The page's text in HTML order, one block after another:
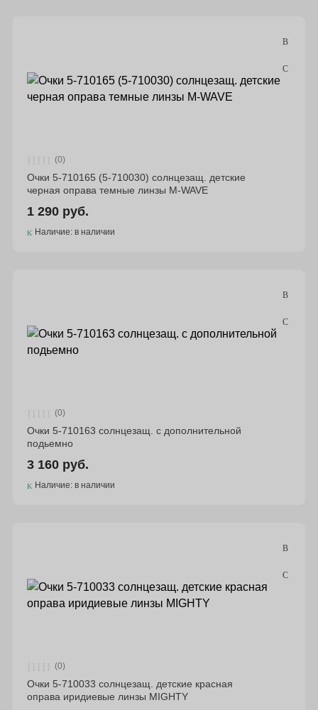
(0)
Очки 5-710165 (5-710030) солнцезащ. детские
черная оправа темные линзы М-WAVE
1 290 руб.
Наличие: в наличии
(0)
Очки 5-710163 солнцезащ. с дополнительной
подьемно
3 160 руб.
Наличие: в наличии
(0)
Очки 5-710033 солнцезащ. детские красная
оправа иридиевые линзы МIGHTY